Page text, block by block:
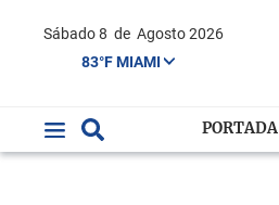
Sábado 8 de Agosto 2026
83°F MIAMI
PORTADA